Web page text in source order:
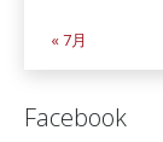
« 7月
Facebook